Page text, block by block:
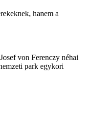
hanem a
von Ferenczy néhai
park egykori